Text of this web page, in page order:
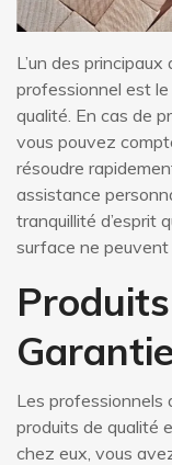
L’un des
professionnel est
qualité. En cas de
vous pouvez
résoudre
assistance
tranquillité d’esprit
surface ne
Les professionnels
produits de qualité
chez eux, vous